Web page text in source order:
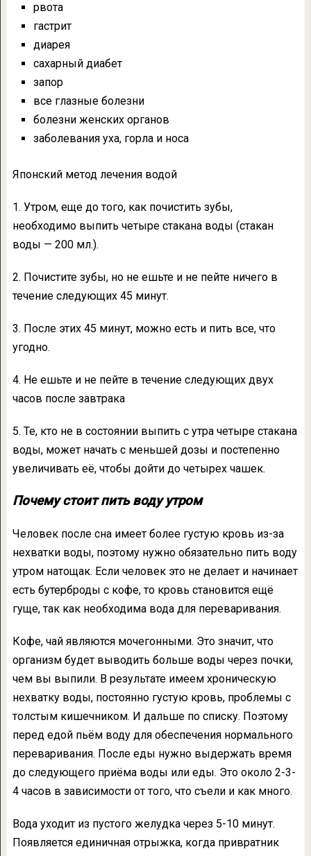
рвота
гастрит
диарея
сахарный диабет
запор
все глазные болезни
болезни женских органов
заболевания уха, горла и носа
Японский метод лечения водой
1. Утром, еще до того, как почистить зубы,
необходимо выпить четыре стакана воды (стакан
воды — 200 мл.).
2. Почистите зубы, но не ешьте и не пейте ничего в
течение следующих 45 минут.
3. После этих 45 минут, можно есть и пить все, что
угодно.
4. Не ешьте и не пейте в течение следующих двух
часов после завтрака
5. Те, кто не в состоянии выпить с утра четыре стакана
воды, может начать с меньшей дозы и постепенно
увеличивать её, чтобы дойти до четырех чашек.
Почему стоит пить воду утром
Человек после сна имеет более густую кровь из-за
нехватки воды, поэтому нужно обязательно пить воду
утром натощак. Если человек это не делает и начинает
есть бутерброды с кофе, то кровь становится ещё
гуще, так как необходима вода для переваривания.
Кофе, чай являются мочегонными. Это значит, что
организм будет выводить больше воды через почки,
чем вы выпили. В результате имеем хроническую
нехватку воды, постоянно густую кровь, проблемы с
толстым кишечником. И дальше по списку. Поэтому
перед едой пьём воду для обеспечения нормального
переваривания. После еды нужно выдержать время
до следующего приёма воды или еды. Это около 2-3-
4 часов в зависимости от того, что съели и как много.
Вода уходит из пустого желудка через 5-10 минут.
Появляется единичная отрыжка, когда привратник